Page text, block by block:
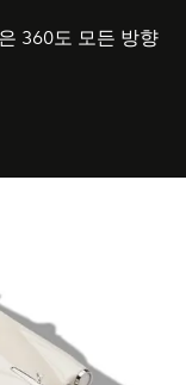
360도 모든 방향